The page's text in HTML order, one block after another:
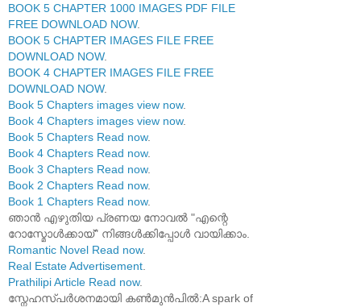
BOOK 5 CHAPTER 1000 IMAGES PDF FILE
FREE DOWNLOAD NOW.
BOOK 5 CHAPTER IMAGES FILE FREE
DOWNLOAD NOW.
BOOK 4 CHAPTER IMAGES FILE FREE
DOWNLOAD NOW.
Book 5 Chapters images view now.
Book 4 Chapters images view now.
Book 5 Chapters Read now.
Book 4 Chapters Read now.
Book 3 Chapters Read now.
Book 2 Chapters Read now.
Book 1 Chapters Read now.
ഞാൻ എഴുതിയ പ്രണയ നോവൽ "എന്റെ
റോസ്മോൾക്കായ്" നിങ്ങൾക്കിപ്പോൾ വായിക്കാം.
Romantic Novel Read now.
Real Estate Advertisement.
Prathilipi Article Read now.
സ്നേഹസ്പർശനമായി കൺമുൻപിൽ:A spark of